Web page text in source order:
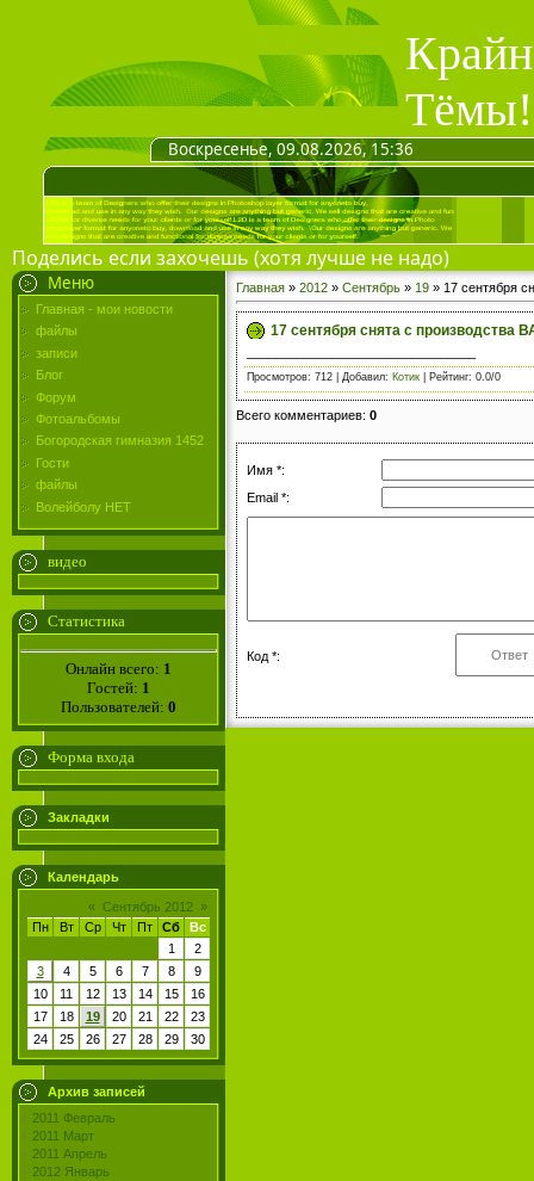
Воскресенье, 09.08.2026, 15:36
Поделись если захочешь (хотя лучше не надо)
Меню
Главная - мои новости
файлы
записи
Блог
Форум
Фотоальбомы
Богородская гимназия 1452
Гости
файлы
Волейболу НЕТ
видео
Статистика
Онлайн всего: 1
Гостей: 1
Пользователей: 0
Форма входа
Закладки
Календарь
« Сентябрь 2012
»
Пн
Вт Ср Чт Пт Сб
Вс
1
2
3
4 5 6 7 8
9
10
11 12 13 14 15
16
17
18 19 20 21 22
23
24
25 26 27 28 29 30
Архив записей
2011 Февраль
2011 Март
2011 Апрель
2012 Январь
Главная » 2012 » Сентябрь » 19 » 17 сентября
17 сентября снята с
Просмотров: 712 | Добавил: Котик Рейтинг: 0.0/0
Всего комментариев: 0
Имя *:
Email *:
Код *: